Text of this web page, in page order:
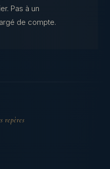
Pas à un
de compte.
repères